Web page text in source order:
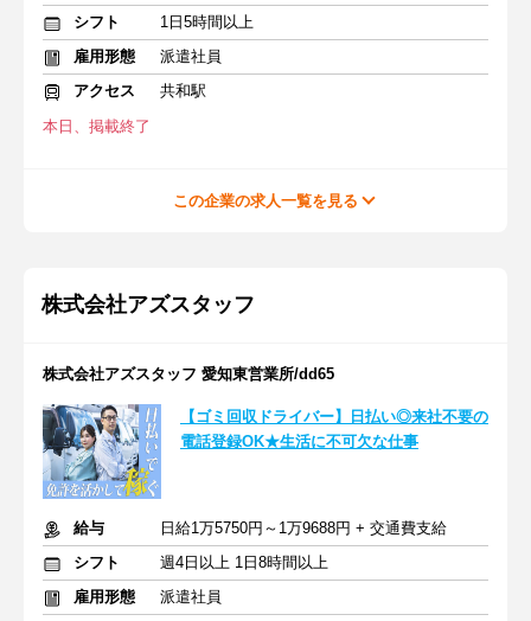
シフト
1日5時間以上
雇用形態
派遣社員
アクセス
共和駅
本日、掲載終了
この企業の求人一覧を見る
株式会社アズスタッフ
株式会社アズスタッフ 愛知東営業所/dd65
【ゴミ回収ドライバー】日払い◎来社不要の
電話登録OK★生活に不可欠な仕事
給与
日給1万5750円～1万9688円 + 交通費支給
シフト
週4日以上 1日8時間以上
雇用形態
派遣社員